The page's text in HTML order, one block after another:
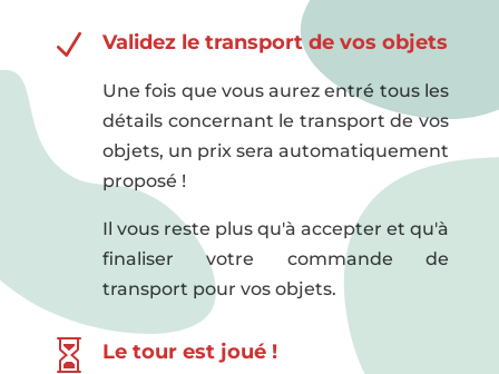
N Validez le transport de vos objets
Une fois que vous aurez entré tous les
détails concernant le transport de vos
objets, un prix sera automatiquement
proposé !
Il vous reste plus qu'à accepter et qu'à
finaliser votre commande de
transport pour vos objets.
 Le tour est joué !